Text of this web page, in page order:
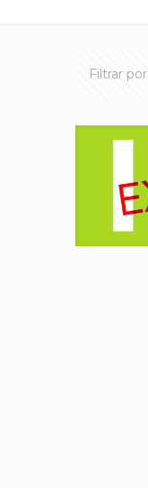
Filtrar por